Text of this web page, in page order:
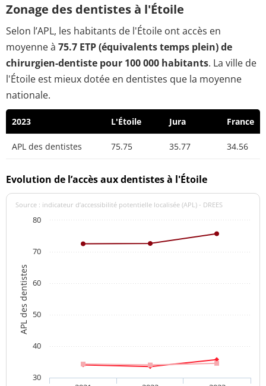
Zonage des dentistes à l'Étoile
Selon l’APL, les habitants de l'Étoile ont accès en
moyenne à 75.7 ETP (équivalents temps plein) de
chirurgien-dentiste pour 100 000 habitants. La ville de
l'Étoile est mieux dotée en dentistes que la moyenne
nationale.
2023 L'Étoile Jura France
APL des dentistes 75.75 35.77 34.56
Evolution de l’accès aux dentistes à l'Étoile
APL des dentistes
Source : indicateur d’accessibilité potentielle localisée (APL) - DREES
30
40
50
60
70
80